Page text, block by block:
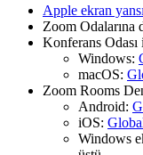
Apple ekran
Zoom Odalarına
Konferans
Windows:
macOS:
Zoom Rooms
Android:
iOS:
Windows